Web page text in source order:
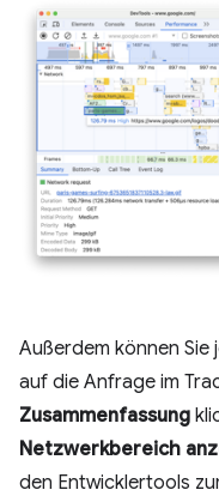
Außerdem können
auf die Anfrage im
Zusammenfassung
Netzwerkbereich
den Entwicklertools